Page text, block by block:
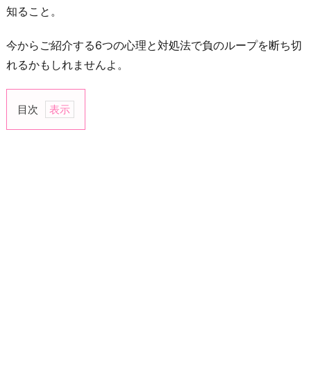
知ること。
今からご紹介する6つの心理と対処法で負のループを断ち切
れるかもしれませんよ。
目次
1.